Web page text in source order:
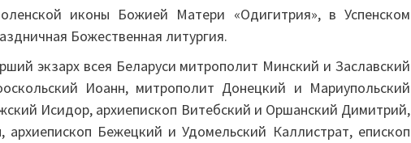
иконы Божией Матери «Одигитрия», в Успенском
Божественная литургия.
экзарх всея Беларуси митрополит Минский и Заславский
Иоанн, митрополит Донецкий и Мариупольский
Исидор, архиепископ Витебский и Оршанский Димитрий,
Бежецкий и Удомельский Каллистрат, епископ